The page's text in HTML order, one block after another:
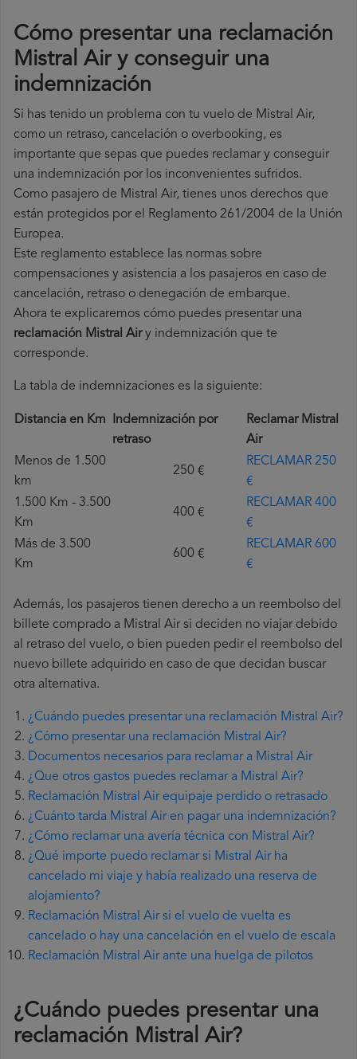
Cómo presentar una reclamación
Mistral Air y conseguir una
indemnización
Si has tenido un problema con tu vuelo de Mistral Air,
como un retraso, cancelación o overbooking, es
importante que sepas que puedes reclamar y conseguir
una indemnización por los inconvenientes sufridos.
Como pasajero de Mistral Air, tienes unos derechos que
están protegidos por el Reglamento 261/2004 de la Unión
Europea.
Este reglamento establece las normas sobre
compensaciones y asistencia a los pasajeros en caso de
cancelación, retraso o denegación de embarque.
Ahora te explicaremos cómo puedes presentar una
reclamación Mistral Airy indemnización que te
corresponde.
La tabla de indemnizaciones es la siguiente:
Distancia en Km
Indemnización por
retraso
Reclamar Mistral
Air
Menos de 1.500
km
250 €
RECLAMAR 250
€
1.500 Km - 3.500
Km
400 €
RECLAMAR 400
€
Más de 3.500
Km
600 €
RECLAMAR 600
€
Además, los pasajeros tienen derecho a un reembolso del
billete comprado a Mistral Air si deciden no viajar debido
al retraso del vuelo, o bien pueden pedir el reembolso del
nuevo billete adquirido en caso de que decidan buscar
otra alternativa.
¿Cuándo puedes presentar una reclamación Mistral Air?
¿Cómo presentar una reclamación Mistral Air?
Documentos necesarios para reclamar a Mistral Air
¿Que otros gastos puedes reclamar a Mistral Air?
Reclamación Mistral Air equipaje perdido o retrasado
¿Cuánto tarda Mistral Air en pagar una indemnización?
¿Cómo reclamar una avería técnica con Mistral Air?
¿Qué importe puedo reclamar si Mistral Air ha
cancelado mi viaje y había realizado una reserva de
alojamiento?
Reclamación Mistral Air si el vuelo de vuelta es
cancelado o hay una cancelación en el vuelo de escala
Reclamación Mistral Air ante una huelga de pilotos
¿Cuándo puedes presentar una
reclamación Mistral Air?